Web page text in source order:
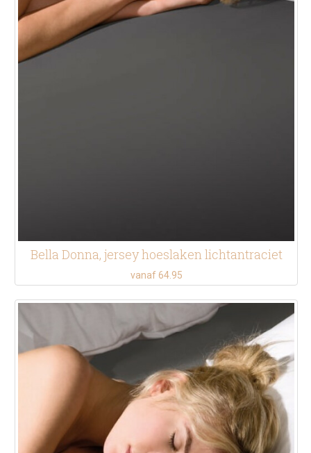
Bella Donna, jersey hoeslaken lichtantraciet
vanaf 64.95